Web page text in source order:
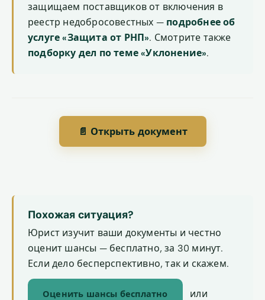
защищаем поставщиков от включения в
реестр недобросовестных — подробнее об
услуге «Защита от РНП». Смотрите также
подборку дел по теме «Уклонение».
📄 Открыть документ
Похожая ситуация?
Юрист изучит ваши документы и честно
оценит шансы — бесплатно, за 30 минут.
Если дело бесперспективно, так и скажем.
Оценить шансы бесплатно или